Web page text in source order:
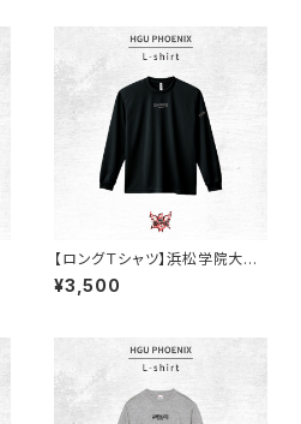
【ロングＴシャツ】浜松学院大学
バスケ部/（ブラック/ドライ）
¥3,500